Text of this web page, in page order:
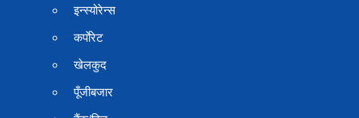
इन्स्योरेन्स
कर्पाेरेट
खेलकुद
पूँजीबजार